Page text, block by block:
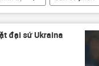
nhũng ở Việt Nam
đại sứ Ukraina